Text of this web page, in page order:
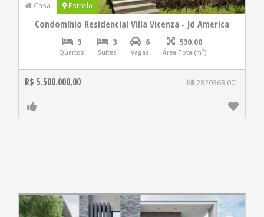
Casa Estrela
Condomínio Residencial Villa Vicenza - Jd America
3
Quartos
3
Suites
6
Vagas
530.00
Área Total(m²)
R$ 5.500.000,00 2820363.001